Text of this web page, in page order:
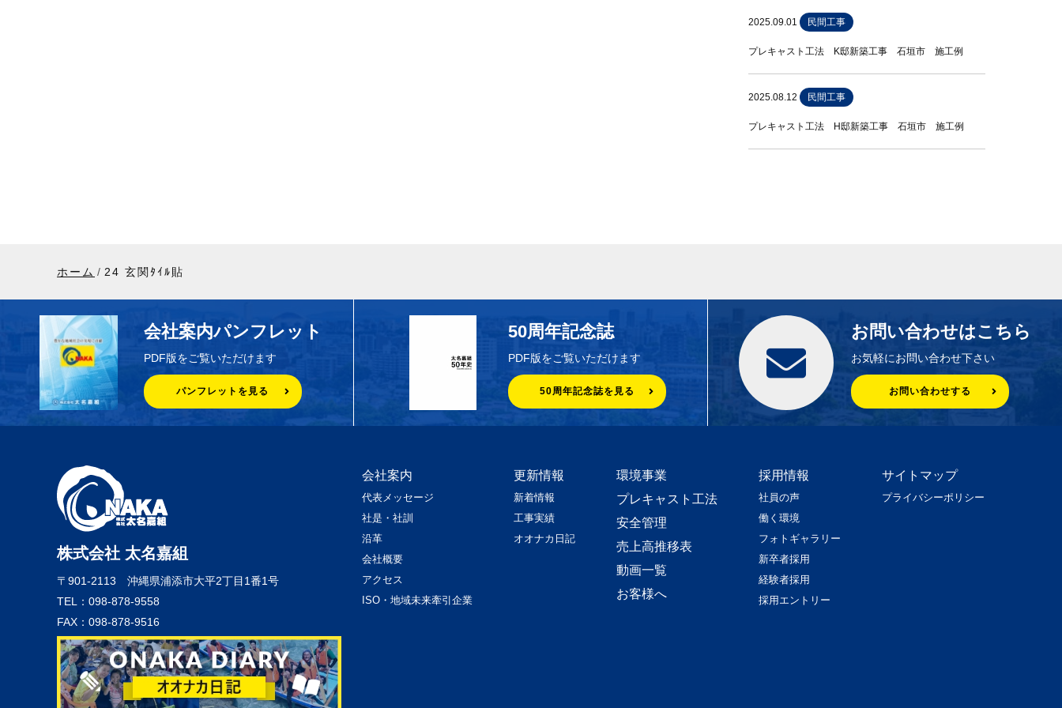
2025.09.01 民間工事
プレキャスト工法 K邸新築工事 石垣市 施工例
2025.08.12 民間工事
プレキャスト工法 H邸新築工事 石垣市 施工例
ホーム 24 玄関ﾀｲﾙ貼
会社案内パンフレット
PDF版をご覧いただけます
パンフレットを見る
50周年記念誌
PDF版をご覧いただけます
50周年記念誌を見る
お問い合わせはこちら
お気軽にお問い合わせ下さい
お問い合わせする
株式会社 太名嘉組
〒901-2113 沖縄県浦添市大平2丁目1番1号
TEL：098-878-9558
FAX：098-878-9516
会社案内
代表メッセージ
社是・社訓
沿革
会社概要
アクセス
ISO・地域未来牽引企業
更新情報
新着情報
工事実績
オオナカ日記
環境事業
プレキャスト工法
安全管理
売上高推移表
動画一覧
お客様へ
採用情報
社員の声
働く環境
フォトギャラリー
新卒者採用
経験者採用
採用エントリー
サイトマップ
プライバシーポリシー